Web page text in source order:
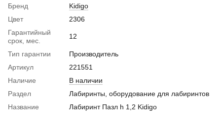
Бренд
Kidigo
Цвет
2306
Гарантийный
срок, мес.
12
Тип гарантии
Производитель
Артикул
221551
Наличие
В наличии
Раздел
Лабиринты, оборудование для лабиринтов
Название
Лабиринт Пазл h 1,2 Kidigo